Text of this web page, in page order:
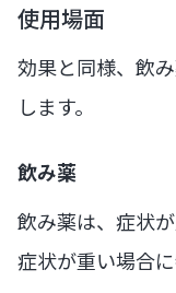
使用場面
効果と同様、飲
します。
飲み薬
飲み薬は、症状
症状が重い場合